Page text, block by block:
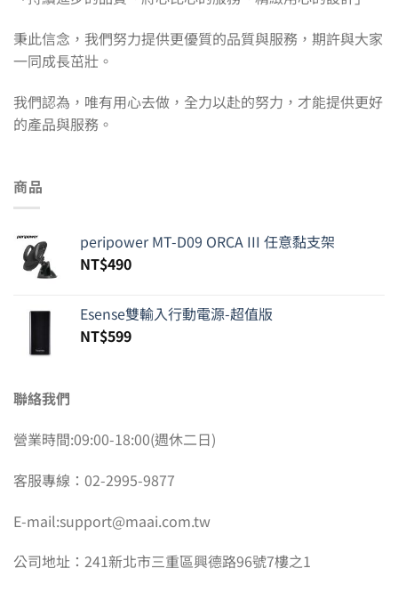
秉此信念，我們努力提供更優質的品質與服務，期許與大家
一同成長茁壯。
我們認為，唯有用心去做，全力以赴的努力，才能提供更好
的產品與服務。
商品
peripower MT-D09 ORCA III 任意黏支架
NT$490
Esense雙輸入行動電源-超值版
NT$599
聯絡我們
營業時間:09:00-18:00(週休二日)
客服專線：02-2995-9877
E-mail:support@maai.com.tw
公司地址：241新北市三重區興德路96號7樓之1